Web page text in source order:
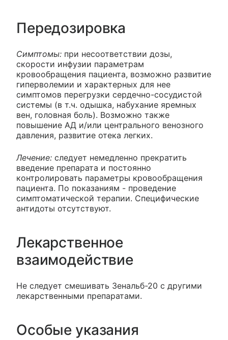
Передозировка
Симптомы: при несоответствии дозы,
скорости инфузии параметрам
кровообращения пациента, возможно развитие
гиперволемии и характерных для нее
симптомов перегрузки сердечно-сосудистой
системы (в т.ч. одышка, набухание яремных
вен, головная боль). Возможно также
повышение АД и/или центрального венозного
давления, развитие отека легких.
Лечение: следует немедленно прекратить
введение препарата и постоянно
контролировать параметры кровообращения
пациента. По показаниям - проведение
симптоматической терапии. Специфические
антидоты отсутствуют.
Лекарственное
взаимодействие
Не следует смешивать Зенальб-20 с другими
лекарственными препаратами.
Особые указания